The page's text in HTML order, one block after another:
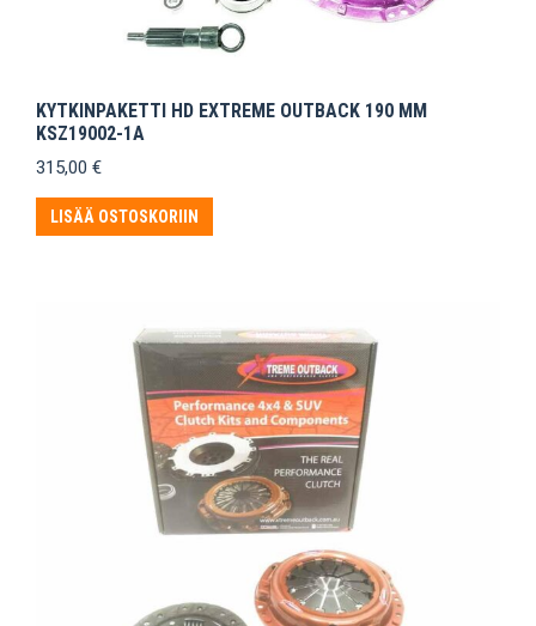
KYTKINPAKETTI HD EXTREME OUTBACK 190 MM
KSZ19002-1A
315,00 €
LISÄÄ OSTOSKORIIN